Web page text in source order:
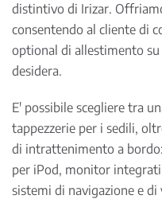
distintivo di Irizar.
consentendo al cliente di
optional di allestimento
desidera.
E' possibile scegliere tra
tappezzerie per i sedili,
di intrattenimento a
per iPod, monitor
sistemi di navigazione e